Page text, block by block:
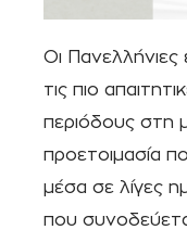
Οι Πανελλήνιες
τις πιο
περιόδους στη
προετοιμασία
μέσα σε λίγες
που